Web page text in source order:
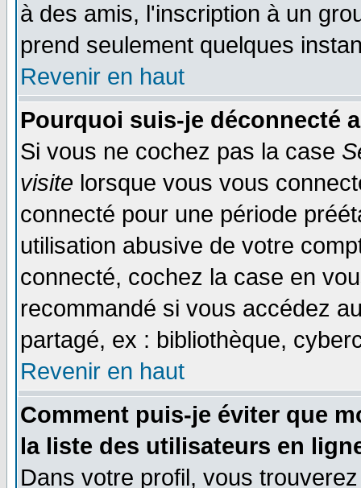
à des amis, l'inscription à un
prend seulement quelques
Revenir en haut
Pourquoi suis-je déconnecté
Si vous ne cochez pas la case
visite lorsque vous vous
connecté pour une période
utilisation abusive de votre
connecté, cochez la case en
recommandé si vous accédez
partagé, ex : bibliothèque,
Revenir en haut
Comment puis-je éviter que
la liste des utilisateurs en
Dans votre profil, vous